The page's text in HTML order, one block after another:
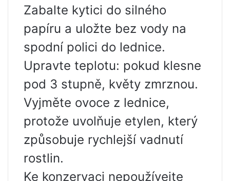
Zabalte kytici do silného
papíru a uložte bez vody na
spodní polici do lednice.
Upravte teplotu: pokud klesne
pod 3 stupně, květy zmrznou.
Vyjměte ovoce z lednice,
protože uvolňuje etylen, který
způsobuje rychlejší vadnutí
rostlin.
Ke konzervaci nepoužívejte